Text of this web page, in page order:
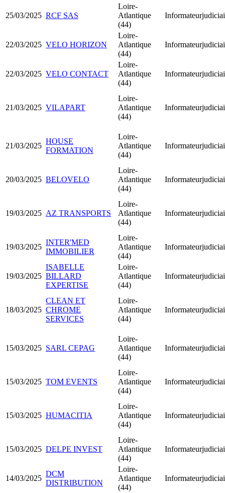
25/03/2025 RCF SAS
Loire-
Atlantique
(44)
22/03/2025 VELO HORIZON
Loire-
Atlantique
(44)
22/03/2025 VELO CONTACT
Loire-
Atlantique
(44)
21/03/2025 VILAPART
Loire-
Atlantique
(44)
21/03/2025
HOUSE
FORMATION
Loire-
Atlantique
(44)
20/03/2025 BELOVELO
Loire-
Atlantique
(44)
19/03/2025 AZ TRANSPORTS
Loire-
Atlantique
(44)
19/03/2025
INTER'MED
IMMOBILIER
Loire-
Atlantique
(44)
19/03/2025
ISABELLE
BILLARD
EXPERTISE
Loire-
Atlantique
(44)
18/03/2025
CLEAN ET
CHROME
SERVICES
Loire-
Atlantique
(44)
15/03/2025 SARL CEPAG
Loire-
Atlantique
(44)
15/03/2025 TOM EVENTS
Loire-
Atlantique
(44)
15/03/2025 HUMACITIA
Loire-
Atlantique
(44)
15/03/2025 DELPE INVEST
Loire-
Atlantique
(44)
14/03/2025
DCM
DISTRIBUTION
Loire-
Atlantique
(44)